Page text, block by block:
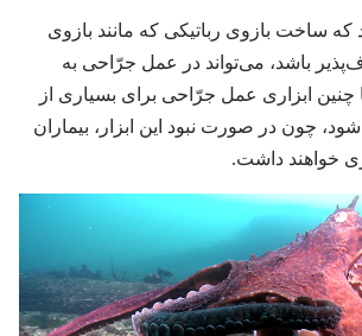
که ساخت بازوی رباتیکی که مانند بازوی
باشد،‏ می‌تواند در عمل جرّاحی به
ابزاری عمل جرّاحی برای بسیاری از
چون در صورت نبود این ابزار،‏ بیماران
خواهند داشت.‏